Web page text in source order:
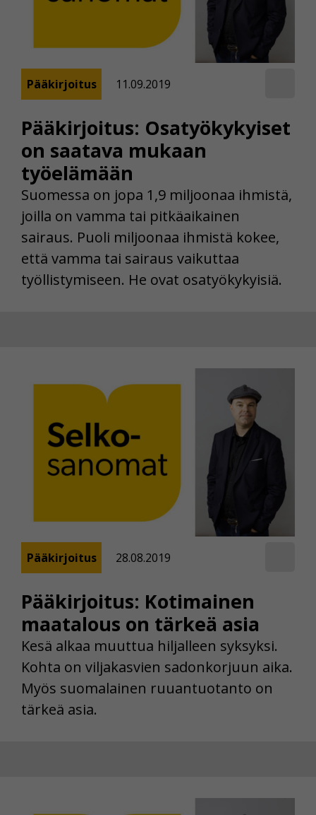
Pääkirjoitus: Osatyökykyiset
on saatava mukaan
työelämään
Pääkirjoitus 11.09.2019
Suomessa on jopa 1,9 miljoonaa ihmistä,
joilla on vamma tai pitkäaikainen
sairaus. Puoli miljoonaa ihmistä kokee,
että vamma tai sairaus vaikuttaa
työllistymiseen. He ovat osatyökykyisiä.
Pääkirjoitus: Kotimainen
maatalous on tärkeä asia
Pääkirjoitus 28.08.2019
Kesä alkaa muuttua hiljalleen syksyksi.
Kohta on viljakasvien sadonkorjuun aika.
Myös suomalainen ruuantuotanto on
tärkeä asia.